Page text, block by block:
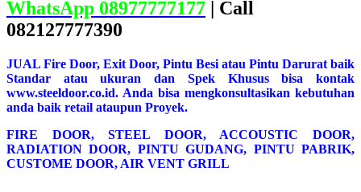
WhatsApp 08977777177 | Call
082127777390
JUAL Fire Door, Exit Door, Pintu Besi atau Pintu Darurat baik
Standar atau ukuran dan Spek Khusus bisa kontak
www.steeldoor.co.id. Anda bisa mengkonsultasikan kebutuhan
anda baik retail ataupun Proyek.
FIRE DOOR, STEEL DOOR, ACCOUSTIC DOOR,
RADIATION DOOR, PINTU GUDANG, PINTU PABRIK,
CUSTOME DOOR, AIR VENT GRILL